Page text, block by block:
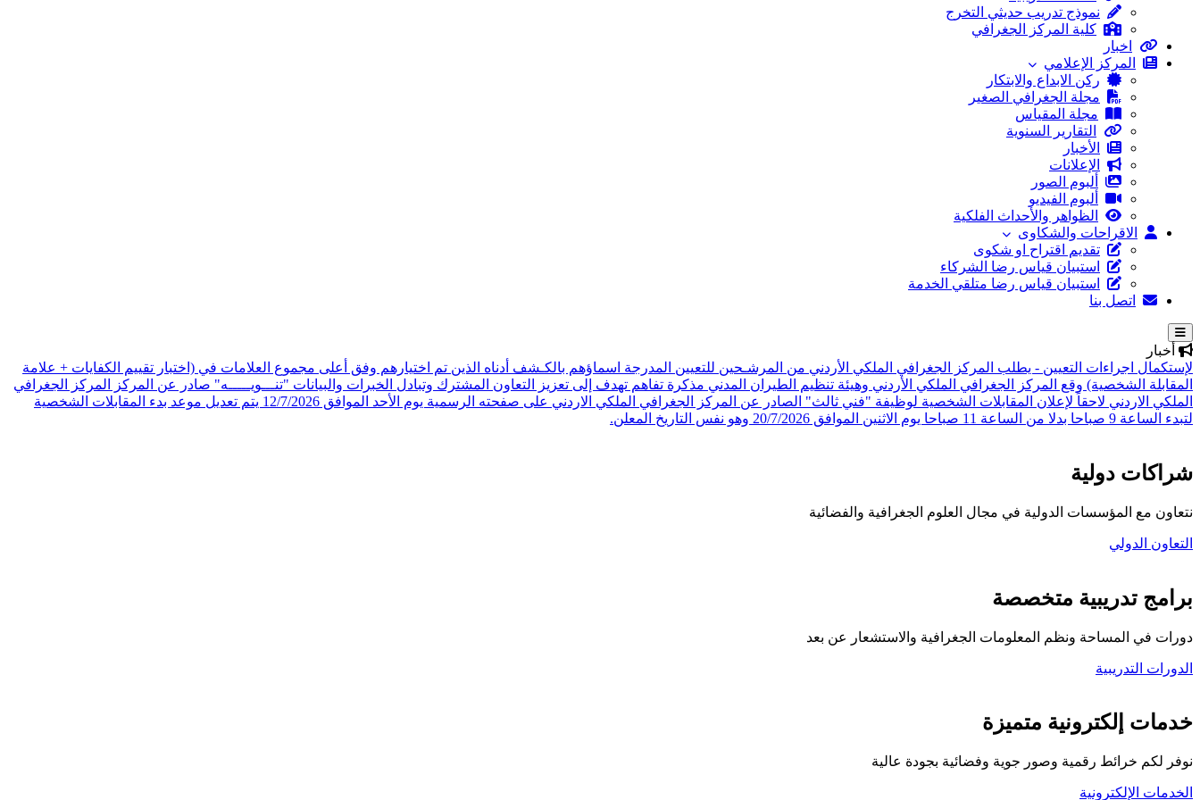
نموذج تدريب حديثي التخرج
كلية المركز الجغرافي
اخبار
المركز الإعلامي
ركن الابداع والابتكار
مجلة الجغرافي الصغير
مجلة المقياس
التقارير السنوية
الأخبار
الإعلانات
ألبوم الصور
ألبوم الفيديو
الظواهر والأحداث الفلكية
الاقراحات والشكاوى
تقديم اقتراح او شكوى
استبيان قياس رضا الشركاء
استبيان قياس رضا متلقي الخدمة
اتصل بنا
أخبار
لإستكمال اجراءات التعيين - يطلب المركز الجغرافي الملكي الأردني من المرشـحين للتعيين المدرجة اسماؤهم بالكـشف أدناه الذين تم اختيارهم وفق أعلى مجموع العلامات في (اختبار تقييم الكفايات + علامة
المقابلة الشخصية) وقع المركز الجغرافي الملكي الأردني وهيئة تنظيم الطيران المدني مذكرة تفاهم تهدف إلى تعزيز التعاون المشترك وتبادل الخبرات والبيانات "تنـــويـــــه" صادر عن المركز المركز الجغرافي
الملكي الاردني لاحقاً لإعلان المقابلات الشخصية لوظيفة "فني ثالث" الصادر عن المركز الجغرافي الملكي الاردني على صفحته الرسمية يوم الأحد الموافق 12/7/2026 يتم تعديل موعد بدء المقابلات الشخصية
لتبدء الساعة 9 صباحا بدلا من الساعة 11 صباحا يوم الاثنين الموافق 20/7/2026 وهو نفس التاريخ المعلن.
شراكات دولية
نتعاون مع المؤسسات الدولية في مجال العلوم الجغرافية والفضائية
التعاون الدولي
برامج تدريبية متخصصة
دورات في المساحة ونظم المعلومات الجغرافية والاستشعار عن بعد
الدورات التدريبية
خدمات إلكترونية متميزة
نوفر لكم خرائط رقمية وصور جوية وفضائية بجودة عالية
الخدمات الإلكترونية